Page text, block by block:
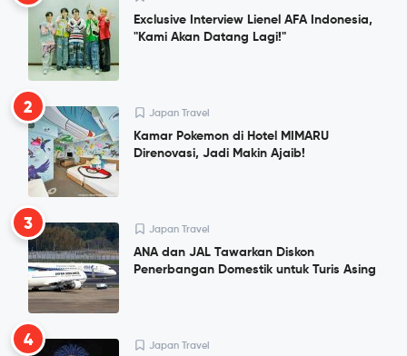
Exclusive Interview Lienel AFA Indonesia,
"Kami Akan Datang Lagi!"
2 Japan Travel
Kamar Pokemon di Hotel MIMARU
Direnovasi, Jadi Makin Ajaib!
3 Japan Travel
ANA dan JAL Tawarkan Diskon
Penerbangan Domestik untuk Turis Asing
4 Japan Travel